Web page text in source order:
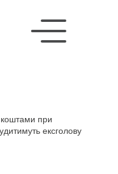
при
ексголову